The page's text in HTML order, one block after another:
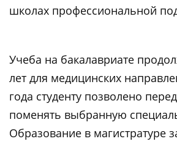
школах профессиональной
Учеба на бакалавриате
лет для медицинских
года студенту позволено
поменять выбранную
Образование в магистратуре